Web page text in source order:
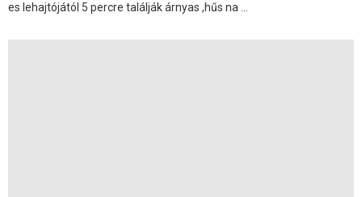
es lehajtójától 5 percre találják árnyas ,hűs na ...